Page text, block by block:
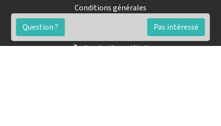
Question ? Pas intéressé
Conditions générales
🏷️ Nos tarifs en détail